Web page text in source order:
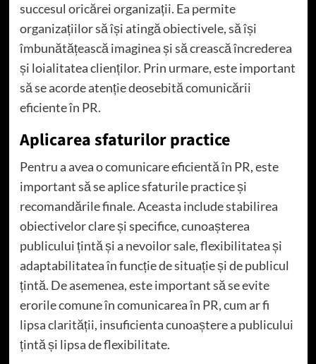
succesul oricărei organizații. Ea permite
organizațiilor să își atingă obiectivele, să își
îmbunătățească imaginea și să crească încrederea
și loialitatea clienților. Prin urmare, este important
să se acorde atenție deosebită comunicării
eficiente în PR.
Aplicarea sfaturilor practice
Pentru a avea o comunicare eficientă în PR, este
important să se aplice sfaturile practice și
recomandările finale. Aceasta include stabilirea
obiectivelor clare și specifice, cunoașterea
publicului țintă și a nevoilor sale, flexibilitatea și
adaptabilitatea în funcție de situație și de publicul
țintă. De asemenea, este important să se evite
erorile comune în comunicarea în PR, cum ar fi
lipsa clarității, insuficienta cunoaștere a publicului
țintă și lipsa de flexibilitate.